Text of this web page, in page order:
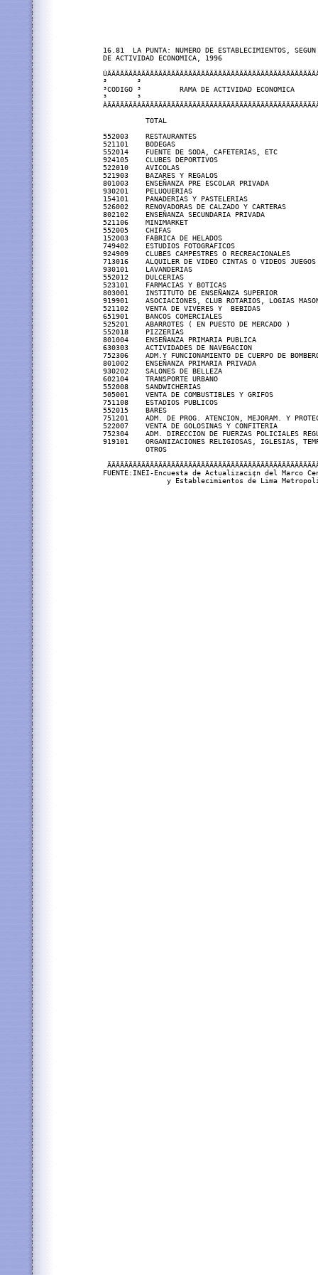
16.81  LA PUNTA: NUMERO DE ESTABLECIMIENTOS,
DE ACTIVIDAD ECONOMICA, 1996
³       ³
³CODIGO ³         RAMA DE ACTIVIDAD ECONOMICA
³       ³
TOTAL
552003    RESTAURANTES
521101    BODEGAS
552014    FUENTE DE SODA, CAFETERIAS,
924105    CLUBES DEPORTIVOS
522010    AVICOLAS
521903    BAZARES Y REGALOS
801003    ENSEÑANZA PRE ESCOLAR
930201    PELUQUERIAS
154101    PANADERIAS Y PASTELERIAS
526002    RENOVADORAS DE CALZADO Y
802102    ENSEÑANZA SECUNDARIA
521106    MINIMARKET
552005    CHIFAS
152003    FABRICA DE HELADOS
749402    ESTUDIOS FOTOGRAFICOS
924909    CLUBES CAMPESTRES O
713016    ALQUILER DE VIDEO CINTAS O
930101    LAVANDERIAS
552012    DULCERIAS
523101    FARMACIAS Y BOTICAS
803001    INSTITUTO DE ENSEÑANZA
919901    ASOCIACIONES, CLUB ROTARIOS,
521102    VENTA DE VIVERES Y  BEBIDAS
651901    BANCOS COMERCIALES
525201    ABARROTES ( EN PUESTO DE
552018    PIZZERIAS
801004    ENSEÑANZA PRIMARIA PUBLICA
630303    ACTIVIDADES DE NAVEGACION
752306    ADM.Y FUNCIONAMIENTO DE CUERPO
801002    ENSEÑANZA PRIMARIA PRIVADA
930202    SALONES DE BELLEZA
602104    TRANSPORTE URBANO
552008    SANDWICHERIAS
505001    VENTA DE COMBUSTIBLES Y
751108    ESTADIOS PUBLICOS
552015    BARES
751201    ADM. DE PROG. ATENCION, MEJORAM. Y
522007    VENTA DE GOLOSINAS Y
752304    ADM. DIRECCION DE FUERZAS
919101    ORGANIZACIONES RELIGIOSAS, IGLESIAS,
OTROS
FUENTE:INEI-Encuesta de Actualizaci¢n del Marco